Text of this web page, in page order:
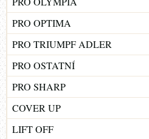
PRO OPTIMA
PRO TRIUMPF ADLER
PRO OSTATNÍ
PRO SHARP
COVER UP
LIFT OFF